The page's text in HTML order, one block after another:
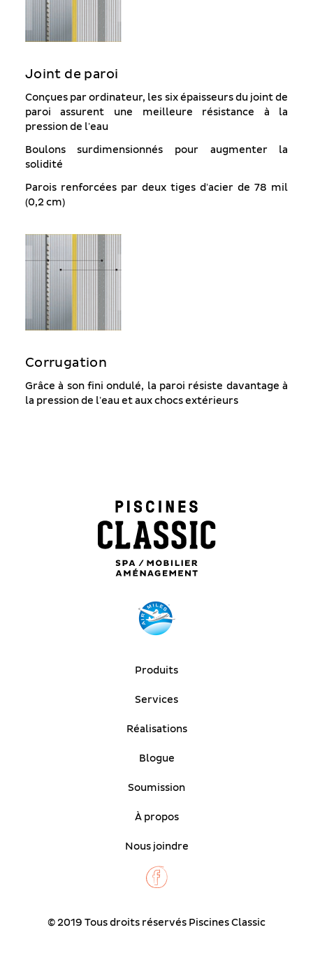
Joint de paroi
Conçues par ordinateur, les six épaisseurs du joint de
paroi assurent une meilleure résistance à la
pression de l’eau
Boulons surdimensionnés pour augmenter la
solidité
Parois renforcées par deux tiges d’acier de 78 mil
(0,2 cm)
Corrugation
Grâce à son fini ondulé, la paroi résiste davantage à
la pression de l’eau et aux chocs extérieurs
Produits
Services
Réalisations
Blogue
Soumission
À propos
Nous joindre
© 2019 Tous droits réservés Piscines Classic